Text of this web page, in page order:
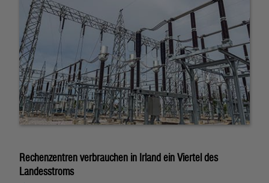
Rechenzentren verbrauchen in Irland ein Viertel des
Landesstroms